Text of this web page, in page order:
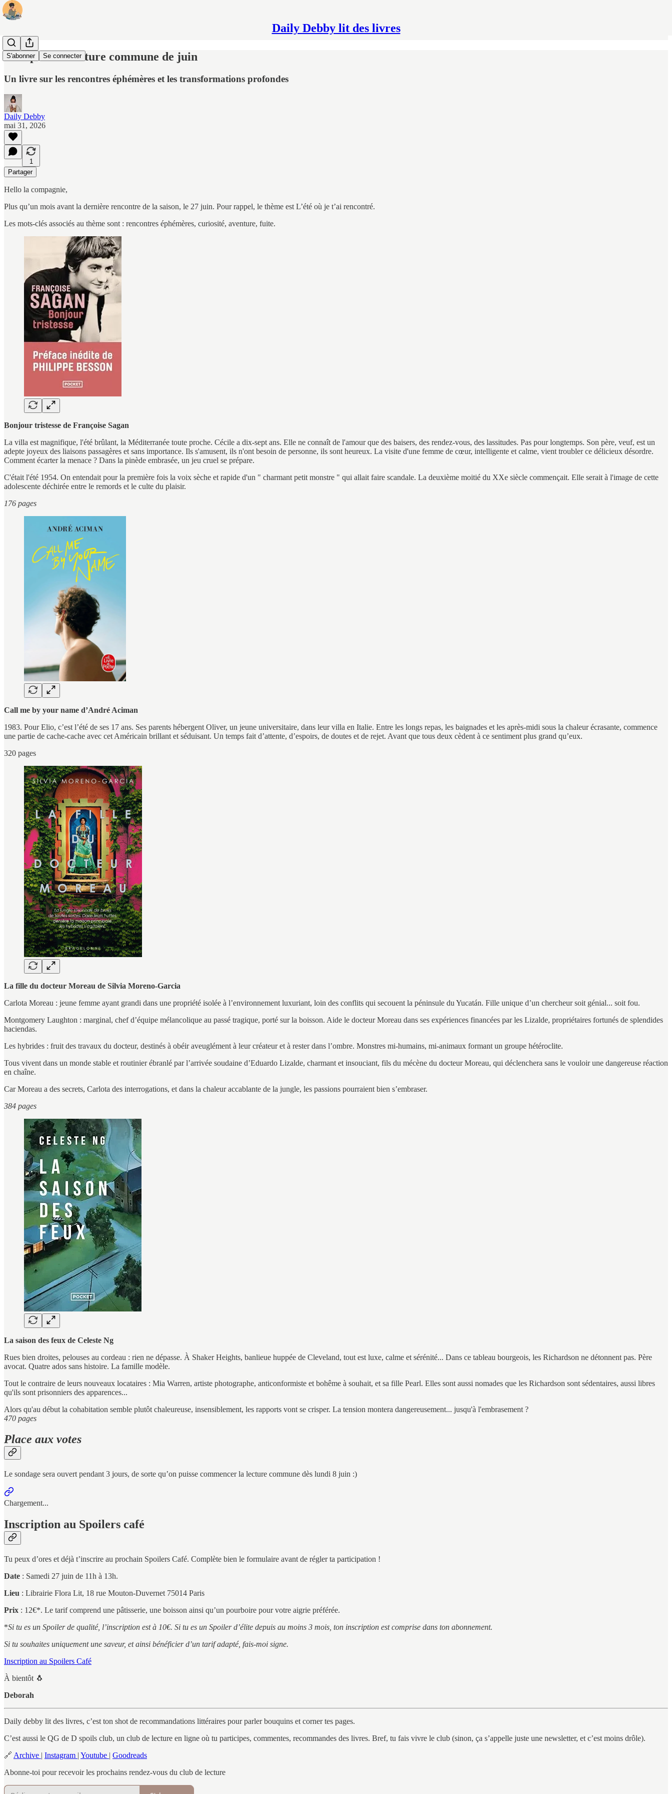
Daily Debby lit des livres
S'abonner Se connecter
Vote pour la lecture commune de juin
Un livre sur les rencontres éphémères et les transformations profondes
Daily Debby
mai 31, 2026
1
Partager
Hello la compagnie,
Plus qu’un mois avant la dernière rencontre de la saison, le 27 juin. Pour rappel, le thème est L’été où je t’ai rencontré.
Les mots-clés associés au thème sont : rencontres éphémères, curiosité, aventure, fuite.
Bonjour tristesse de Françoise Sagan
La villa est magnifique, l'été brûlant, la Méditerranée toute proche. Cécile a dix-sept ans. Elle ne connaît de l'amour que des baisers, des rendez-vous, des lassitudes. Pas pour longtemps. Son père, veuf, est un
adepte joyeux des liaisons passagères et sans importance. Ils s'amusent, ils n'ont besoin de personne, ils sont heureux. La visite d'une femme de cœur, intelligente et calme, vient troubler ce délicieux désordre.
Comment écarter la menace ? Dans la pinède embrasée, un jeu cruel se prépare.
C'était l'été 1954. On entendait pour la première fois la voix sèche et rapide d'un " charmant petit monstre " qui allait faire scandale. La deuxième moitié du XXe siècle commençait. Elle serait à l'image de cette
adolescente déchirée entre le remords et le culte du plaisir.
176 pages
Call me by your name d’André Aciman
1983. Pour Elio, c’est l’été de ses 17 ans. Ses parents hébergent Oliver, un jeune universitaire, dans leur villa en Italie. Entre les longs repas, les baignades et les après-midi sous la chaleur écrasante, commence
une partie de cache-cache avec cet Américain brillant et séduisant. Un temps fait d’attente, d’espoirs, de doutes et de rejet. Avant que tous deux cèdent à ce sentiment plus grand qu’eux.
320 pages
La fille du docteur Moreau de Silvia Moreno-Garcia
Carlota Moreau : jeune femme ayant grandi dans une propriété isolée à l’environnement luxuriant, loin des conflits qui secouent la péninsule du Yucatán. Fille unique d’un chercheur soit génial... soit fou.
Montgomery Laughton : marginal, chef d’équipe mélancolique au passé tragique, porté sur la boisson. Aide le docteur Moreau dans ses expériences financées par les Lizalde, propriétaires fortunés de splendides
haciendas.
Les hybrides : fruit des travaux du docteur, destinés à obéir aveuglément à leur créateur et à rester dans l’ombre. Monstres mi-humains, mi-animaux formant un groupe hétéroclite.
Tous vivent dans un monde stable et routinier ébranlé par l’arrivée soudaine d’Eduardo Lizalde, charmant et insouciant, fils du mécène du docteur Moreau, qui déclenchera sans le vouloir une dangereuse réaction
en chaîne.
Car Moreau a des secrets, Carlota des interrogations, et dans la chaleur accablante de la jungle, les passions pourraient bien s’embraser.
384 pages
La saison des feux de Celeste Ng
Rues bien droites, pelouses au cordeau : rien ne dépasse. À Shaker Heights, banlieue huppée de Cleveland, tout est luxe, calme et sérénité... Dans ce tableau bourgeois, les Richardson ne détonnent pas. Père
avocat. Quatre ados sans histoire. La famille modèle.
Tout le contraire de leurs nouveaux locataires : Mia Warren, artiste photographe, anticonformiste et bohême à souhait, et sa fille Pearl. Elles sont aussi nomades que les Richardson sont sédentaires, aussi libres
qu'ils sont prisonniers des apparences...
Alors qu'au début la cohabitation semble plutôt chaleureuse, insensiblement, les rapports vont se crisper. La tension montera dangereusement... jusqu'à l'embrasement ?
470 pages
Place aux votes
Le sondage sera ouvert pendant 3 jours, de sorte qu’on puisse commencer la lecture commune dès lundi 8 juin :)
Chargement...
Inscription au Spoilers café
Tu peux d’ores et déjà t’inscrire au prochain Spoilers Café. Complète bien le formulaire avant de régler ta participation !
Date : Samedi 27 juin de 11h à 13h.
Lieu : Librairie Flora Lit, 18 rue Mouton-Duvernet 75014 Paris
Prix : 12€*. Le tarif comprend une pâtisserie, une boisson ainsi qu’un pourboire pour votre aigrie préférée.
*Si tu es un Spoiler de qualité, l’inscription est à 10€. Si tu es un Spoiler d’élite depuis au moins 3 mois, ton inscription est comprise dans ton abonnement.
Si tu souhaites uniquement une saveur, et ainsi bénéficier d’un tarif adapté, fais-moi signe.
Inscription au Spoilers Café
À bientôt 🐧
Deborah
Daily debby lit des livres, c’est ton shot de recommandations littéraires pour parler bouquins et corner tes pages.
C’est aussi le QG de D spoils club, un club de lecture en ligne où tu participes, commentes, recommandes des livres. Bref, tu fais vivre le club (sinon, ça s’appelle juste une newsletter, et c’est moins drôle).
🔗 Archive | Instagram | Youtube | Goodreads
Abonne-toi pour recevoir les prochains rendez-vous du club de lecture